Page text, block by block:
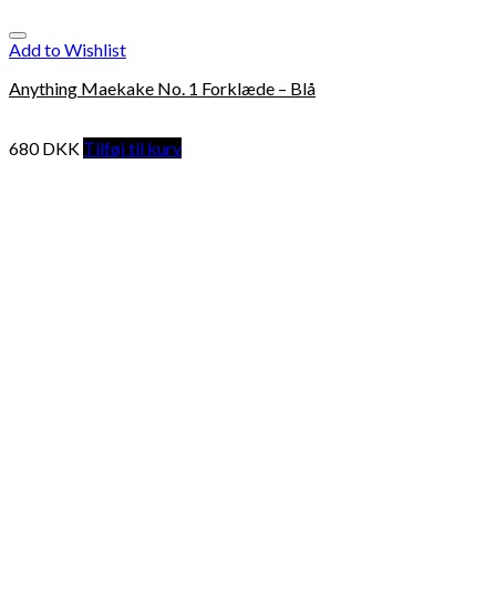
Add to Wishlist
Anything Maekake No. 1 Forklæde – Blå
680DKK Tilføj til kurv